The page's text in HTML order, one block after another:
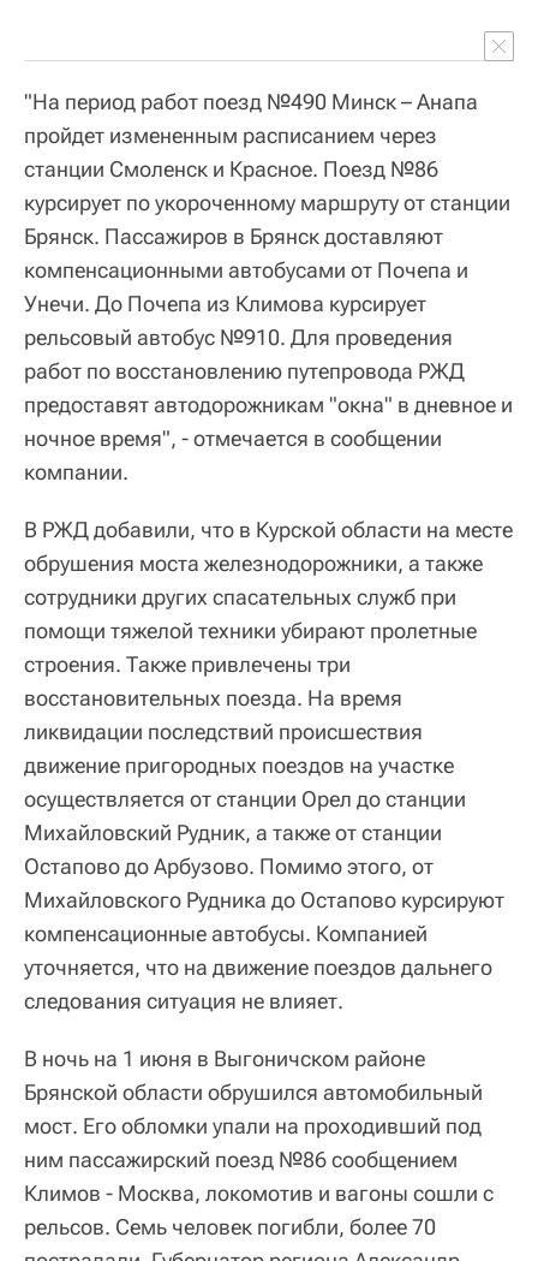
"На период работ поезд №490 Минск – Анапа
пройдет измененным расписанием через
станции Смоленск и Красное. Поезд №86
курсирует по укороченному маршруту от станции
Брянск. Пассажиров в Брянск доставляют
компенсационными автобусами от Почепа и
Унечи. До Почепа из Климова курсирует
рельсовый автобус №910. Для проведения
работ по восстановлению путепровода РЖД
предоставят автодорожникам "окна" в дневное и
ночное время", - отмечается в сообщении
компании.
В РЖД добавили, что в Курской области на месте
обрушения моста железнодорожники, а также
сотрудники других спасательных служб при
помощи тяжелой техники убирают пролетные
строения. Также привлечены три
восстановительных поезда. На время
ликвидации последствий происшествия
движение пригородных поездов на участке
осуществляется от станции Орел до станции
Михайловский Рудник, а также от станции
Остапово до Арбузово. Помимо этого, от
Михайловского Рудника до Остапово курсируют
компенсационные автобусы. Компанией
уточняется, что на движение поездов дальнего
следования ситуация не влияет.
В ночь на 1 июня в Выгоничском районе
Брянской области обрушился автомобильный
мост. Его обломки упали на проходивший под
ним пассажирский поезд №86 сообщением
Климов - Москва, локомотив и вагоны сошли с
рельсов. Семь человек погибли, более 70